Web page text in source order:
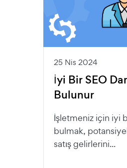
25 Nis 2024
İyi Bir SEO
Bulunur
İşletmeniz için iyi
bulmak,
satış gelirlerini...